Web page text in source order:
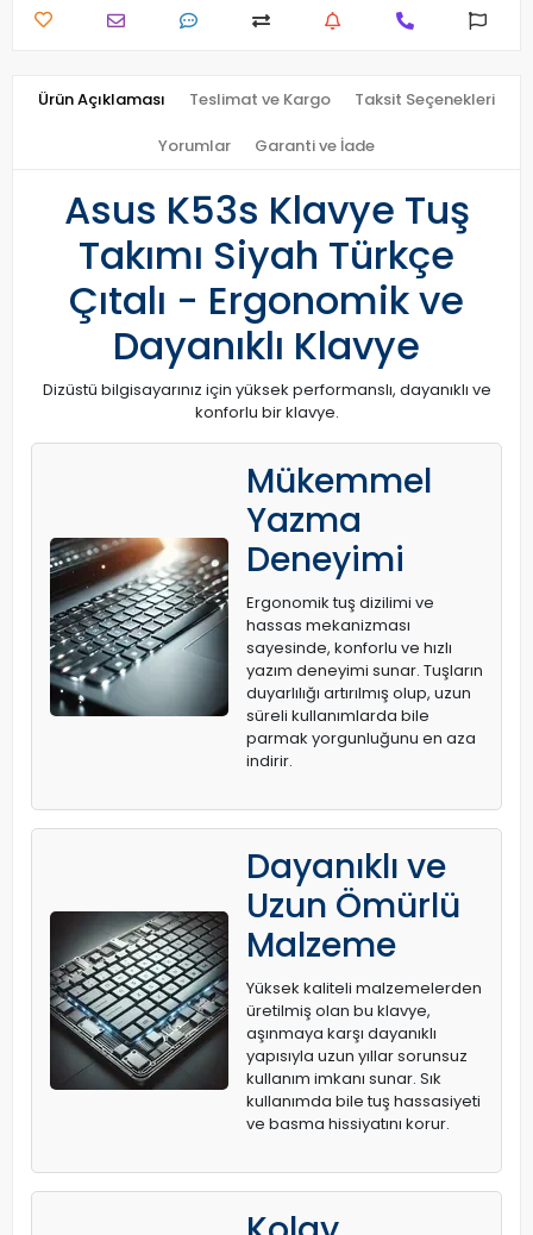
Ürün Açıklaması Teslimat ve Kargo Taksit Seçenekleri
Yorumlar Garanti ve İade
Asus K53s Klavye Tuş
Takımı Siyah Türkçe
Çıtalı - Ergonomik ve
Dayanıklı Klavye
Dizüstü bilgisayarınız için yüksek performanslı, dayanıklı ve
konforlu bir klavye.
Mükemmel
Yazma
Deneyimi
Ergonomik tuş dizilimi ve
hassas mekanizması
sayesinde, konforlu ve hızlı
yazım deneyimi sunar. Tuşların
duyarlılığı artırılmış olup, uzun
süreli kullanımlarda bile
parmak yorgunluğunu en aza
indirir.
Dayanıklı ve
Uzun Ömürlü
Malzeme
Yüksek kaliteli malzemelerden
üretilmiş olan bu klavye,
aşınmaya karşı dayanıklı
yapısıyla uzun yıllar sorunsuz
kullanım imkanı sunar. Sık
kullanımda bile tuş hassasiyeti
ve basma hissiyatını korur.